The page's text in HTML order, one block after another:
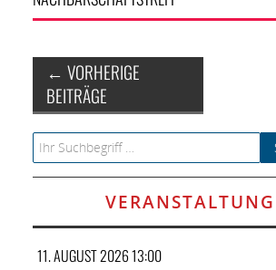
Artikel-Navigation
← VORHERIGE
BEITRÄGE
Search for:
11. AUGUST 2026 13:00